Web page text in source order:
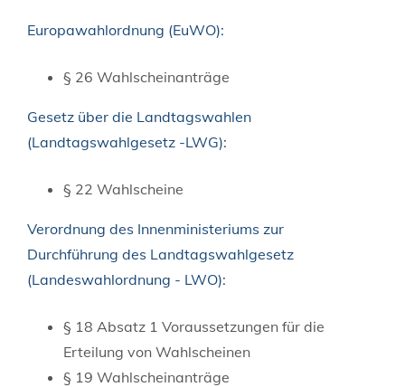
Europawahlordnung (EuWO):
§ 26 Wahlscheinanträge
Gesetz über die Landtagswahlen
(Landtagswahlgesetz -LWG):
§ 22 Wahlscheine
Verordnung des Innenministeriums zur
Durchführung des Landtagswahlgesetz
(Landeswahlordnung - LWO):
§ 18 Absatz 1 Voraussetzungen für die
Erteilung von Wahlscheinen
§ 19 Wahlscheinanträge